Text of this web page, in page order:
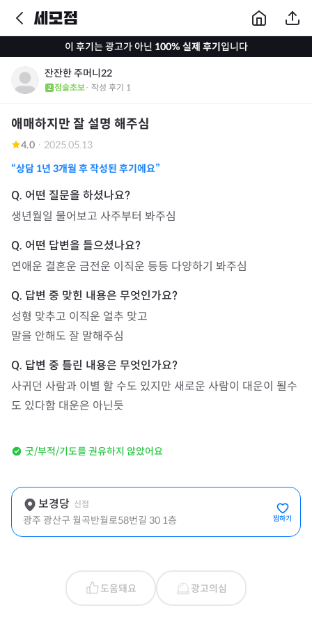
이 후기는 광고가 아닌 100% 실제 후기입니다
잔잔한 주머니22
점술초보· 작성 후기 1
애매하지만 잘 설명 해주심
4.0 · 2025.05.13
“상담 1년 3개월 후 작성된 후기에요”
생년월일 물어보고 사주부터 봐주심
연애운 결혼운 금전운 이직운 등등 다양하기 봐주심
성형 맞추고 이직운 얼추 맞고
말을 안해도 잘 말해주심
사귀던 사람과 이별 할 수도 있지만 새로운 사람이 대운이 될수
도 있다함 대운은 아닌듯
굿/부적/기도를 권유하지 않았어요
보경당 신점
광주 광산구 월곡반월로58번길 30 1층 찜하기
도움돼요 광고의심